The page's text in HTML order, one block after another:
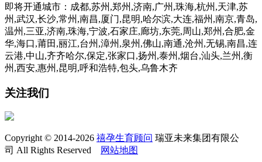
即将开通城市：成都,苏州,郑州,济南,广州,珠海,杭州,天津,苏
州,武汉,长沙,常州,南昌,厦门,昆明,哈尔滨,大连,福州,南京,青岛,
温州,三亚,济南,珠海,宁波,石家庄,廊坊,东莞,周山,郑州,合肥,金
华,海口,莆田,丽江,台州,漳州,泉州,佛山,南通,沧州,无锡,南昌,连
云港,中山,齐齐哈尔,保定,张家口,扬州,泰州,烟台,汕头,兰州,衡
州,西安,惠州,昆明,呼和浩特,包头,乌鲁木齐
关注我们
Copyright © 2014-2026 禧孕生育顾问 瑞亚未来集团有限公
司 All Rights Reserved
网站地图